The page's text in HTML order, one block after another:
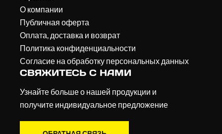
О компании
Публичная оферта
Оплата, доставка и возврат
Политика конфиденциальности
Согласие на обработку персональных данных
СВЯЖИТЕСЬ С НАМИ
Узнайте больше о нашей продукции и
получите индивидуальное предложение